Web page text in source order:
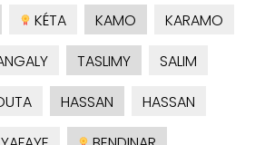
KÉTA KAMO
KARAMO
TASLIMY
SALIM
HASSAN
HASSAN